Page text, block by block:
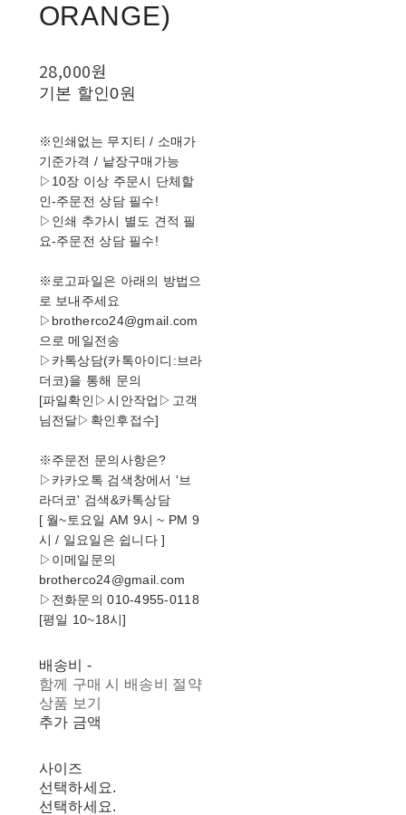
ORANGE)
28,000원
기본 할인0원
※인쇄없는 무지티 / 소매가
기준가격 / 낱장구매가능
▷10장 이상 주문시 단체할
인-주문전 상담 필수!
▷인쇄 추가시 별도 견적 필
요-주문전 상담 필수!
※로고파일은 아래의 방법으
로 보내주세요
▷brotherco24@gmail.com
으로 메일전송
▷카톡상담(카톡아이디:브라
더코)을 통해 문의
[파일확인▷시안작업▷고객
님전달▷확인후접수]
※주문전 문의사항은?
▷카카오톡 검색창에서 '브
라더코' 검색&카톡상담
[ 월~토요일 AM 9시 ~ PM 9
시 / 일요일은 쉽니다 ]
▷이메일문의
brotherco24@gmail.com
▷전화문의 010-4955-0118
[평일 10~18시]
배송비 -
함께 구매 시 배송비 절약
상품 보기
추가 금액
사이즈
선택하세요.
선택하세요.